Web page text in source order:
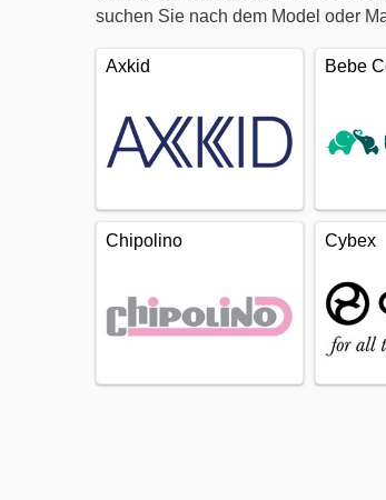
suchen Sie nach dem Model oder
Axkid Bebe
Chipolino Cybex